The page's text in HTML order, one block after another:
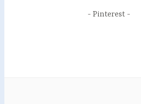
Pinterest